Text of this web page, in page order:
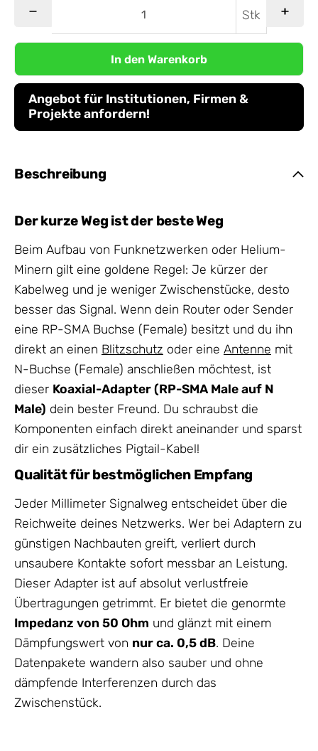
Stk
In den Warenkorb
Angebot für Institutionen, Firmen &
Projekte anfordern!
Beschreibung
Der kurze Weg ist der beste Weg
Beim Aufbau von Funknetzwerken oder Helium-
Minern gilt eine goldene Regel: Je kürzer der
Kabelweg und je weniger Zwischenstücke, desto
besser das Signal. Wenn dein Router oder Sender
eine RP-SMA Buchse (Female) besitzt und du ihn
direkt an einen Blitzschutz oder eine Antenne mit
N-Buchse (Female) anschließen möchtest, ist
dieser Koaxial-Adapter (RP-SMA Male auf N
Male) dein bester Freund. Du schraubst die
Komponenten einfach direkt aneinander und sparst
dir ein zusätzliches Pigtail-Kabel!
Qualität für bestmöglichen Empfang
Jeder Millimeter Signalweg entscheidet über die
Reichweite deines Netzwerks. Wer bei Adaptern zu
günstigen Nachbauten greift, verliert durch
unsaubere Kontakte sofort messbar an Leistung.
Dieser Adapter ist auf absolut verlustfreie
Übertragungen getrimmt. Er bietet die genormte
Impedanz von 50 Ohm und glänzt mit einem
Dämpfungswert von nur ca. 0,5 dB. Deine
Datenpakete wandern also sauber und ohne
dämpfende Interferenzen durch das
Zwischenstück.